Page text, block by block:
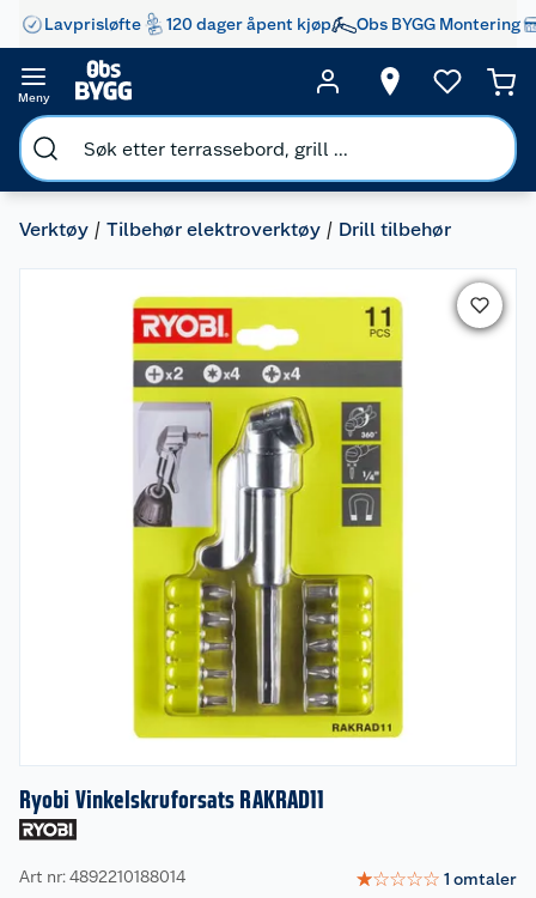
Lavprisløfte 120 dager åpent kjøp Obs BYGG Montering
Meny
Verktøy Tilbehør elektroverktøy Drill tilbehør
Ryobi Vinkelskruforsats RAKRAD11
Art nr: 4892210188014 ☆☆☆☆☆ 1 omtaler